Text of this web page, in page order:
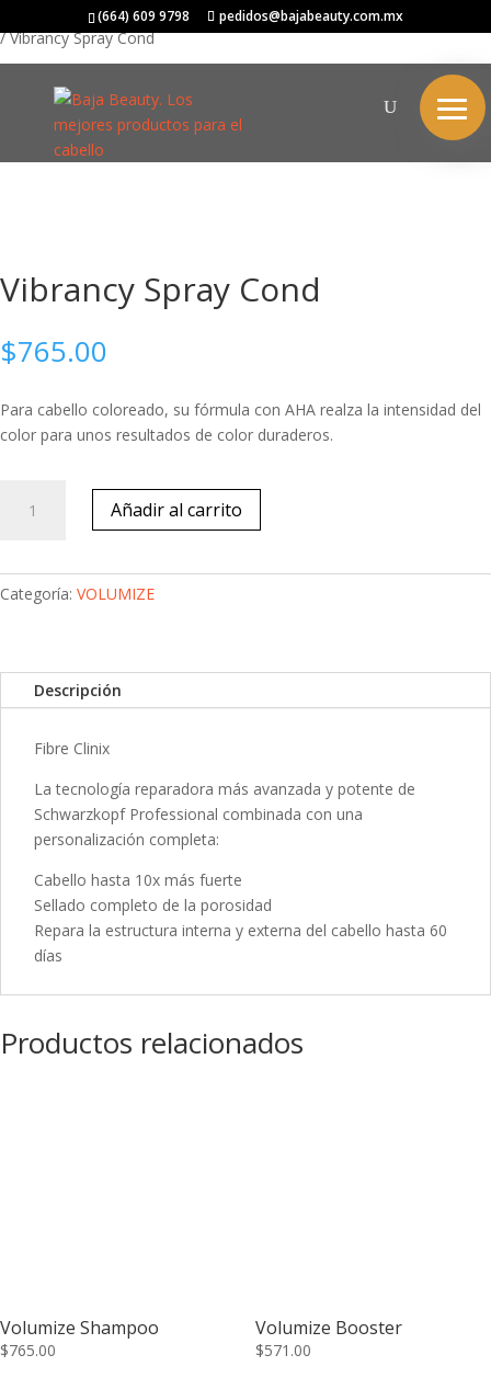
(664) 609 9798 pedidos@bajabeauty.com.mx
SCHWARZKOPF/BC BONACURE/FIBRE CLINIX/
/ Vibrancy Spray Cond
Vibrancy Spray Cond
$765.00
Para cabello coloreado, su fórmula con AHA realza la intensidad del
color para unos resultados de color duraderos.
Spray
Añadir al carrito
Categoría: VOLUMIZE
Descripción
Fibre Clinix
La tecnología reparadora más avanzada y potente de
Schwarzkopf Professional combinada con una
personalización completa:
Cabello hasta 10x más fuerte
Sellado completo de la porosidad
Repara la estructura interna y externa del cabello hasta 60
días
Productos relacionados
Volumize Shampoo
$765.00
Volumize Booster
$571.00